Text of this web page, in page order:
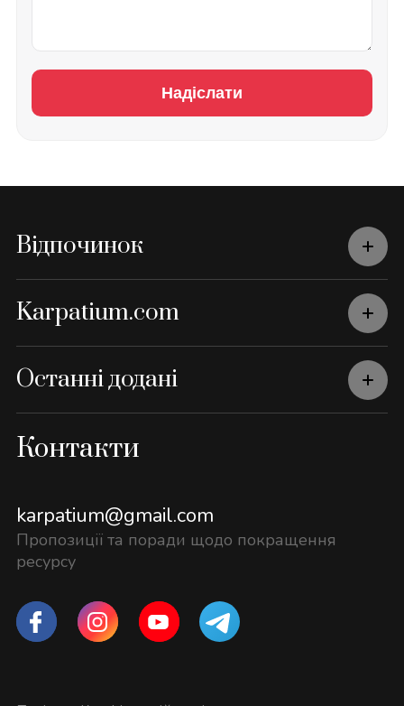
Надіслати
Відпочинок
Karpatium.com
Останні додані
Контакти
karpatium@gmail.com
Пропозиції та поради щодо покращення
ресурсу